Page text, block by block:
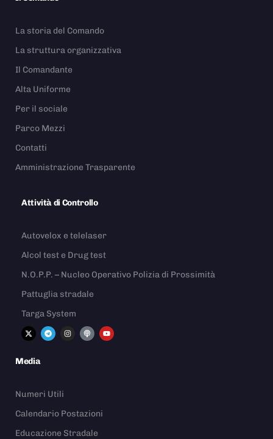
La storia del Comando
La struttura organizzativa
Il Comandante
Alta Uniforme
Per il sociale
Parco Mezzi
Contatti
Amministrazione Trasparente
Attività di Controllo
Autovelox e telelaser
Alcol test e Drug test
N.O.P.P. – Nucleo Operativo Polizia di Prossimità
Pattuglia stradale
Targa System
Media
Numeri Utili
Calendario Postazioni
Educazione Stradale